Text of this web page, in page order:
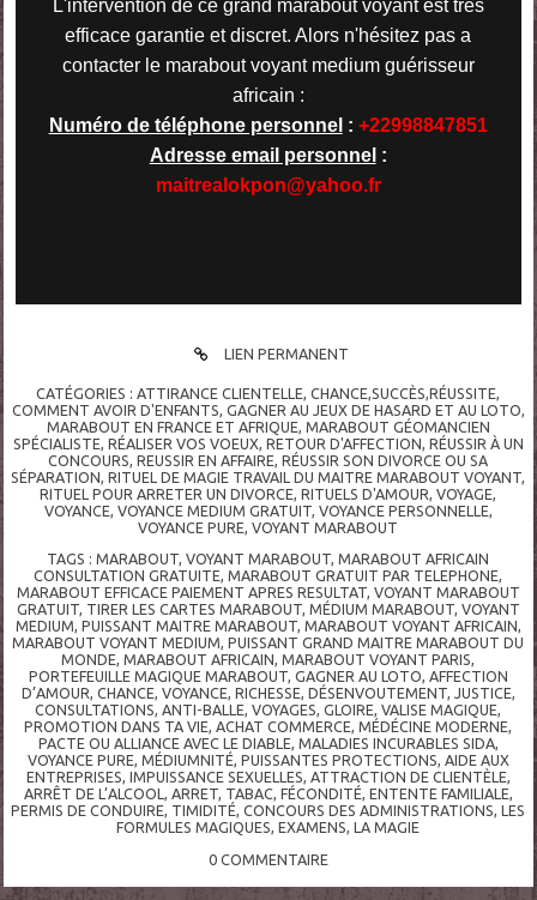
L'intervention de ce grand marabout voyant est très
efficace garantie et discret. Alors n'hésitez pas a
contacter le marabout voyant medium guérisseur
africain :
Numéro de téléphone personnel : +22998847851
Adresse email personnel :
maitrealokpon@yahoo.fr
LIEN PERMANENT
CATÉGORIES :ATTIRANCE CLIENTELLE,CHANCE,SUCCÈS,RÉUSSITE,
COMMENT AVOIR D'ENFANTS, GAGNER AU JEUX DE HASARD ET AU LOTO,
MARABOUT EN FRANCE ET AFRIQUE, MARABOUT GÉOMANCIEN
SPÉCIALISTE, RÉALISER VOS VOEUX, RETOUR D'AFFECTION, RÉUSSIR À UN
CONCOURS,REUSSIR EN AFFAIRE,RÉUSSIR SON DIVORCE OU SA
SÉPARATION,RITUEL DE MAGIE TRAVAIL DU MAITRE MARABOUT VOYANT,
RITUEL POUR ARRETER UN DIVORCE,RITUELS D'AMOUR,VOYAGE,
VOYANCE, VOYANCE MEDIUM GRATUIT, VOYANCE PERSONNELLE,
VOYANCE PURE,VOYANT MARABOUT
TAGS :MARABOUT,VOYANT MARABOUT,MARABOUT AFRICAIN
CONSULTATION GRATUITE,MARABOUT GRATUIT PAR TELEPHONE,
MARABOUT EFFICACE PAIEMENT APRES RESULTAT, VOYANT MARABOUT
GRATUIT, TIRER LES CARTES MARABOUT, MÉDIUM MARABOUT, VOYANT
MEDIUM, PUISSANT MAITRE MARABOUT, MARABOUT VOYANT AFRICAIN,
MARABOUT VOYANT MEDIUM,PUISSANT GRAND MAITRE MARABOUT DU
MONDE,MARABOUT AFRICAIN,MARABOUT VOYANT PARIS,
PORTEFEUILLE MAGIQUE MARABOUT, GAGNER AU LOTO, AFFECTION
D’AMOUR, CHANCE, VOYANCE, RICHESSE, DÉSENVOUTEMENT, JUSTICE,
CONSULTATIONS,ANTI-BALLE,VOYAGES,GLOIRE,VALISE MAGIQUE,
PROMOTION DANS TA VIE,ACHAT COMMERCE,MÉDÉCINE MODERNE,
PACTE OU ALLIANCE AVEC LE DIABLE, MALADIES INCURABLES SIDA,
VOYANCE PURE, MÉDIUMNITÉ, PUISSANTES PROTECTIONS, AIDE AUX
ENTREPRISES, IMPUISSANCE SEXUELLES, ATTRACTION DE CLIENTÈLE,
ARRÊT DE L’ALCOOL , ARRET, TABAC, FÉCONDITÉ, ENTENTE FAMILIALE,
PERMIS DE CONDUIRE, TIMIDITÉ,CONCOURS DES ADMINISTRATIONS,LES
FORMULES MAGIQUES,EXAMENS,LA MAGIE
0 COMMENTAIRE